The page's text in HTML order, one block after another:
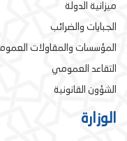
ميزانية الدولة
الجبايات والضرائب
المؤسسات والمقاولات
التقاعد العمومي
الشؤون القانونية
الوزارة